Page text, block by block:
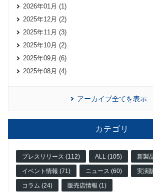
2026年01月 (1)
2025年12月 (2)
2025年11月 (3)
2025年10月 (2)
2025年09月 (6)
2025年08月 (4)
アーカイブ全てを表示
カテゴリ
プレスリリース (112) ALL (105) 新製
イベント情報 (71) ニュース (60) 実演
コラム (24) 販売店情報 (1)